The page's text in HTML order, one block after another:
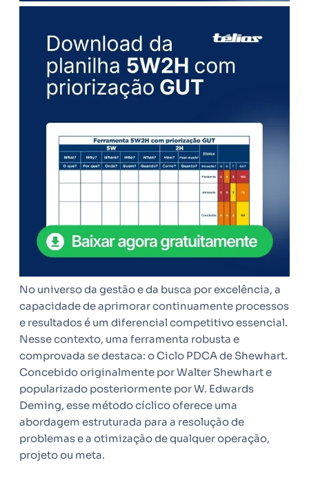
No universo da gestão e da busca por excelência, a
capacidade de aprimorar continuamente processos
e resultados é um diferencial competitivo essencial.
Nesse contexto, uma ferramenta robusta e
comprovada se destaca: o Ciclo PDCA de Shewhart.
Concebido originalmente por Walter Shewhart e
popularizado posteriormente por W. Edwards
Deming, esse método cíclico oferece uma
abordagem estruturada para a resolução de
problemas e a otimização de qualquer operação,
projeto ou meta.